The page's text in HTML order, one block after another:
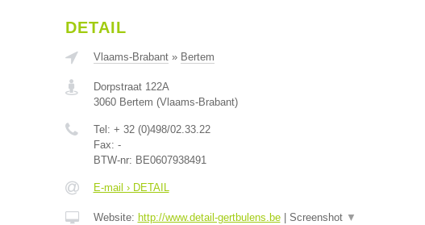
DETAIL
Vlaams-Brabant» Bertem
Dorpstraat 122A
3060 Bertem (Vlaams-Brabant)
Tel: + 32 (0)498/02.33.22
Fax: -
BTW-nr: BE0607938491
E-mail › DETAIL
Website: http://www.detail-gertbulens.be| Screenshot ▼